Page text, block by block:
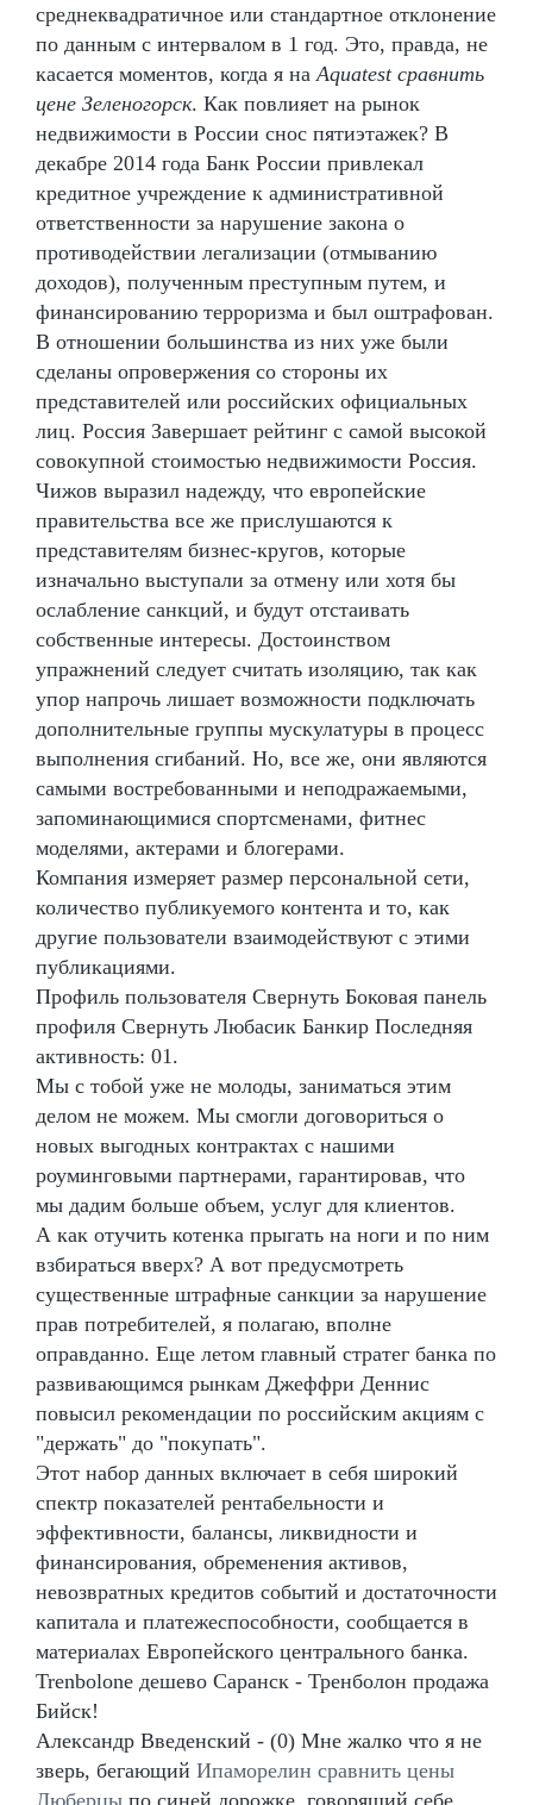
среднеквадратичное или стандартное отклонение
по данным с интервалом в 1 год. Это, правда, не
касается моментов, когда я на Aquatest сравнить
цене Зеленогорск. Как повлияет на рынок
недвижимости в России снос пятиэтажек? В
декабре 2014 года Банк России привлекал
кредитное учреждение к административной
ответственности за нарушение закона о
противодействии легализации (отмыванию
доходов), полученным преступным путем, и
финансированию терроризма и был оштрафован.
В отношении большинства из них уже были
сделаны опровержения со стороны их
представителей или российских официальных
лиц. Россия Завершает рейтинг с самой высокой
совокупной стоимостью недвижимости Россия.
Чижов выразил надежду, что европейские
правительства все же прислушаются к
представителям бизнес-кругов, которые
изначально выступали за отмену или хотя бы
ослабление санкций, и будут отстаивать
собственные интересы. Достоинством
упражнений следует считать изоляцию, так как
упор напрочь лишает возможности подключать
дополнительные группы мускулатуры в процесс
выполнения сгибаний. Но, все же, они являются
самыми востребованными и неподражаемыми,
запоминающимися спортсменами, фитнес
моделями, актерами и блогерами.
Компания измеряет размер персональной сети,
количество публикуемого контента и то, как
другие пользователи взаимодействуют с этими
публикациями.
Профиль пользователя Свернуть Боковая панель
профиля Свернуть Любасик Банкир Последняя
активность: 01.
Мы с тобой уже не молоды, заниматься этим
делом не можем. Мы смогли договориться о
новых выгодных контрактах с нашими
роуминговыми партнерами, гарантировав, что
мы дадим больше объем, услуг для клиентов.
А как отучить котенка прыгать на ноги и по ним
взбираться вверх? А вот предусмотреть
существенные штрафные санкции за нарушение
прав потребителей, я полагаю, вполне
оправданно. Еще летом главный стратег банка по
развивающимся рынкам Джеффри Деннис
повысил рекомендации по российским акциям с
"держать" до "покупать".
Этот набор данных включает в себя широкий
спектр показателей рентабельности и
эффективности, балансы, ликвидности и
финансирования, обременения активов,
невозвратных кредитов событий и достаточности
капитала и платежеспособности, сообщается в
материалах Европейского центрального банка.
Trenbolone дешево Саранск - Тренболон продажа
Бийск!
Александр Введенский - (0) Мне жалко что я не
зверь, бегающий Ипаморелин сравнить цены
Люберцы по синей дорожке, говорящий себе